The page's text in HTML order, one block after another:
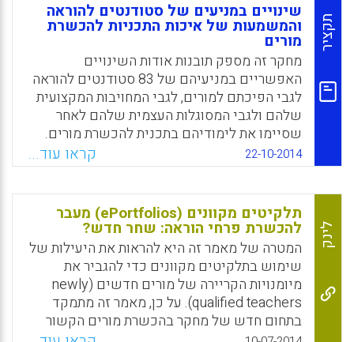
לציית למנדטים החינוכיים יצרו נתק בין
אסטרטגיות של "הוראה טובה" לבין דרישות מחוז
בית הספר. השימוש בפרקטיקות מעודכנות
העושות שימוש במדיה דיגיטלית נחלש בשל
הידע העכשווי והמסוגלות העצמית של
הפרופסורים לחינוך לקריאה, והזמינות הבלתי
עקבית ו/או הנגישות הטכנולוגית המוגבלת (Fisk,
Janine S. , 2015).
WhatsApp
Facebook
Email
X
תקציר
שינויים במניעים של סטודנטים להוראה
והמשמעות של איכות התכניות להכשרת
מורים
מחקר זה מספק תובנות אודות השינויים
האפשריים במניעיהם של 83 סטודנטים להוראה
לגבי הפיכתם למורים, לגבי המחויבות המקצועית
שלהם ולגבי המסוגלות העצמית שלהם לאחר
שסיימו את לימודיהם בתכנית להכשרת מורים.
יתר על כן, המחקר פונה למידה שבה שינויים אלה
קשורים לתפיסות של הסטודנטים את סביבת
הלמידה שלהם – בייחוד, את התפיסות שלהם
לגבי איכות ההוראה, המיומנויות הגנריות וההערכה
(E.T. Canrinus, M. Fokkens-Bruinsma , 2014).
WhatsApp
Facebook
Email
X
22-10-2014 קראו עוד...
לינק
תלקיטים מקוונים (ePortfolios) מעבר
להכשרת פרחי הוראה: שחר חדש?
המטרה של מאמר זה היא להראות את היעילות של
שימוש בתלקיטים מקוונים כדי להגביר את
מיומנויות הקריירה של מורים חדשים (newly
qualified teachers). על כן, מאמר זה מתמקד
בתחום חדש של מחקר בהכשרת מורים הקשור